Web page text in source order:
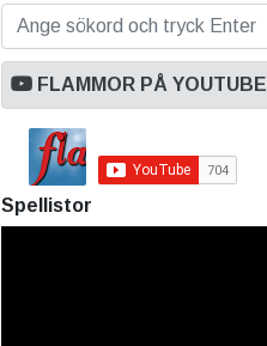
FLAMMOR PÅ YOUTUBE
Spellistor